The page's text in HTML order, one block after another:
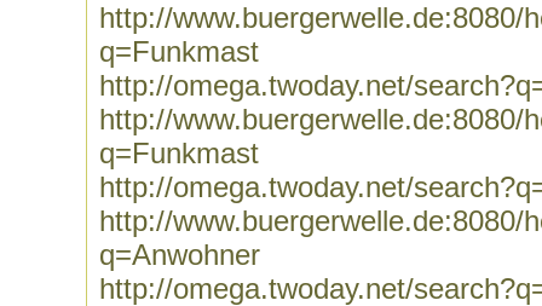
http://www.buergerwelle.de:8080/
q=Funkmast
http://omega.twoday.net/
http://www.buergerwelle.de:8080/
q=Funkmast
http://omega.twoday.net/
http://www.buergerwelle.de:8080/
q=Anwohner
http://omega.twoday.net/